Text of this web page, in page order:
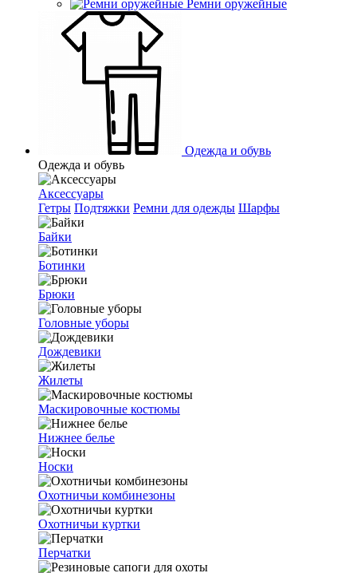
Ремни оружейные
Одежда и обувь
Одежда и обувь
Аксессуары
Гетры Подтяжки Ремни для одежды Шарфы
Байки
Ботинки
Брюки
Головные уборы
Дождевики
Жилеты
Маскировочные костюмы
Нижнее белье
Носки
Охотничьи комбинезоны
Охотничьи куртки
Перчатки